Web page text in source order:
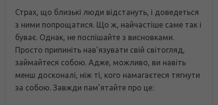
Страх, що близькі люди відстануть, і доведеться
з ними попрощатися. Що ж, найчастіше саме так і
буває. Однак, не поспішайте з висновками.
Просто припиніть нав’язувати свій світогляд,
займайтеся собою. Адже, можливо, ви навіть
менш досконалі, ніж ті, кого намагаєтеся тягнути
за собою. Завжди пам’ятайте про це: